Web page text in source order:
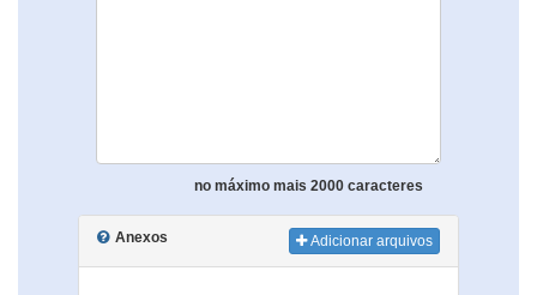
no máximo mais 2000 caracteres
Anexos Adicionar arquivos